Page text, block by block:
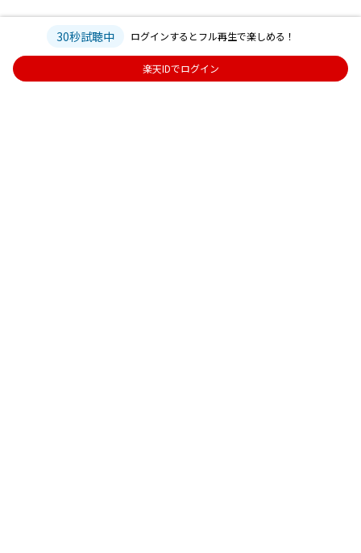
30秒試聴中 ログインするとフル再生で楽しめる！
楽天IDでログイン